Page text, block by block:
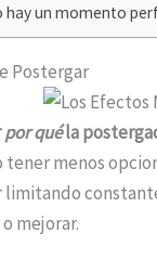
hay un momento
Postergar
por quéla
menos
limitando
mejorar.